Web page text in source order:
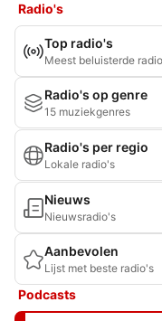
Radio's
Top radio's
Meest beluisterde
Radio's op genre
15 muziekgenres
Radio's per regio
Lokale radio's
Nieuws
Nieuwsradio's
Aanbevolen
Lijst met beste radio's
Podcasts